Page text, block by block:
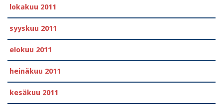
lokakuu 2011
syyskuu 2011
elokuu 2011
heinäkuu 2011
kesäkuu 2011